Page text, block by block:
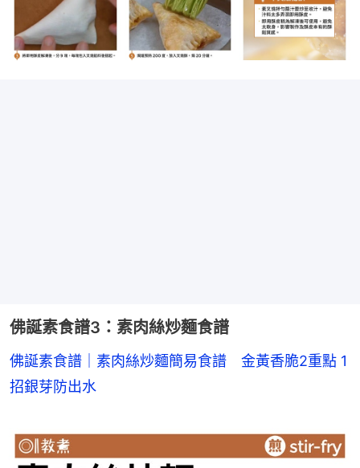
佛誕素食譜3：素肉絲炒麵食譜
佛誕素食譜｜素肉絲炒麵簡易食譜　金黃香脆2重點 1
招銀芽防出水